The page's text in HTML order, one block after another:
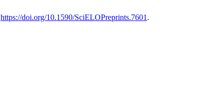
https://doi.org/10.1590/SciELOPreprints.7601 .